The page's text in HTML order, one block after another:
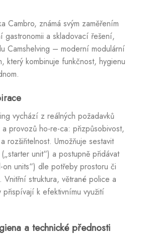
Cambro, známá svým zaměřením
gastronomii a skladovací řešení,
Camshelving – moderní modulární
který kombinuje funkčnost, hygienu
vychází z reálných požadavků
provozů ho-re-ca: přizpůsobivost,
rozšiřitelnost. Umožňuje sestavit
unit“) a postupně přidávat
units“) dle potřeby prostoru či
Vnitřní struktura, větrané police a
k efektivnímu využití
a technické přednosti